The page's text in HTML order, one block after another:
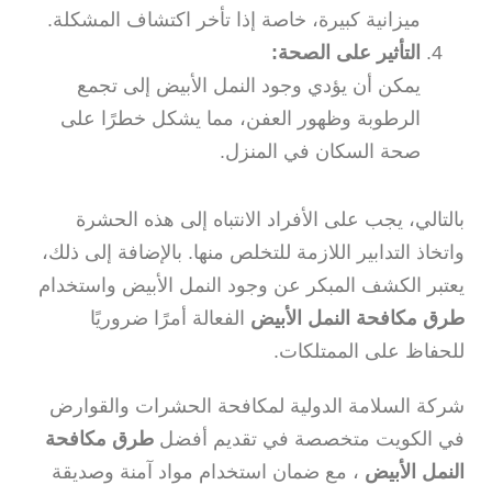
ميزانية كبيرة، خاصة إذا تأخر اكتشاف المشكلة.
التأثير على الصحة:
يمكن أن يؤدي وجود النمل الأبيض إلى تجمع
الرطوبة وظهور العفن، مما يشكل خطرًا على
صحة السكان في المنزل.
بالتالي، يجب على الأفراد الانتباه إلى هذه الحشرة
واتخاذ التدابير اللازمة للتخلص منها. بالإضافة إلى ذلك،
يعتبر الكشف المبكر عن وجود النمل الأبيض واستخدام
طرق مكافحة النمل الأبيض الفعالة أمرًا ضروريًا
للحفاظ على الممتلكات.
شركة السلامة الدولية لمكافحة الحشرات والقوارض
في الكويت متخصصة في تقديم أفضل طرق مكافحة
النمل الأبيض ، مع ضمان استخدام مواد آمنة وصديقة